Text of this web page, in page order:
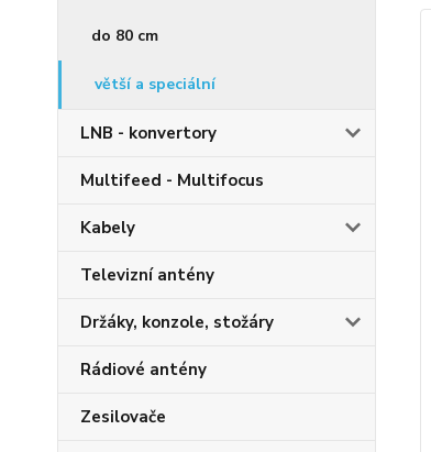
do 80 cm
větší a speciální
LNB - konvertory
Multifeed - Multifocus
Kabely
Televizní antény
Držáky, konzole, stožáry
Rádiové antény
Zesilovače